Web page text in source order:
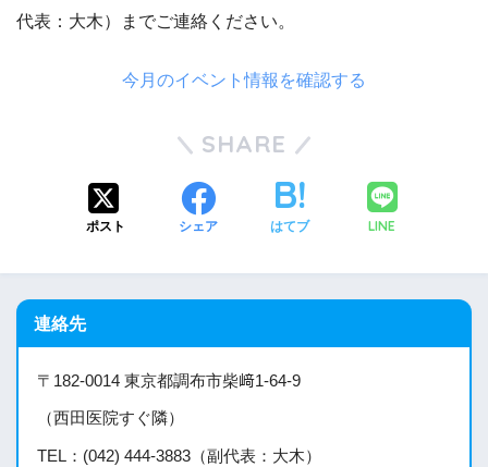
代表：大木）までご連絡ください。
今月のイベント情報を確認する
SHARE
ポスト シェア はてブ LINE
連絡先
〒182-0014 東京都調布市柴﨑1-64-9
（西田医院すぐ隣）
TEL：(042) 444-3883（副代表：大木）